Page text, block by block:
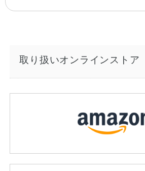
取り扱いオンラインストア